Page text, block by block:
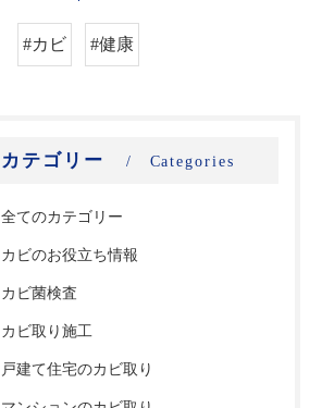
#カビ #健康
カテゴリー Categories
全てのカテゴリー
カビのお役立ち情報
カビ菌検査
カビ取り施工
戸建て住宅のカビ取り